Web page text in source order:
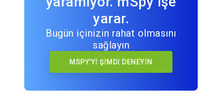
yarar.
Bugün içinizin rahat olmasını
sağlayın
MSPY'Yİ ŞİMDİ DENEYİN